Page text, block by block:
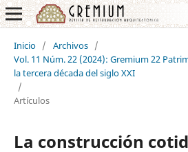
Inicio / Archivos /
Vol. 11 Núm. 22 (2024): Gremium 22
la tercera década del siglo XXI
/
Artículos
La construcción